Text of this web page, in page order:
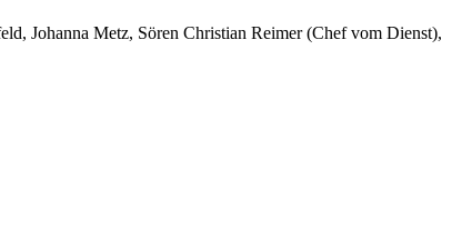
Johanna Metz, Sören Christian Reimer (Chef vom Dienst),